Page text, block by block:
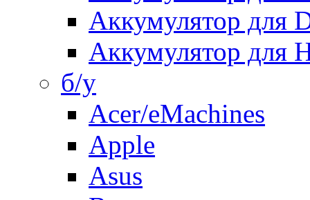
Аккумулятор для
Аккумулятор для
б/у
Acer/eMachines
Apple
Asus